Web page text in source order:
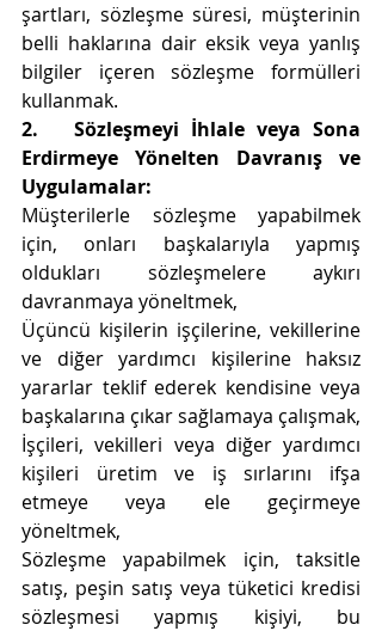
şartları, sözleşme süresi, müşterinin
belli haklarına dair eksik veya yanlış
bilgiler içeren sözleşme formülleri
kullanmak.
2. Sözleşmeyi İhlale veya Sona
Erdirmeye Yönelten Davranış ve
Uygulamalar:
Müşterilerle sözleşme yapabilmek
için, onları başkalarıyla yapmış
oldukları sözleşmelere aykırı
davranmaya yöneltmek,
Üçüncü kişilerin işçilerine, vekillerine
ve diğer yardımcı kişilerine haksız
yararlar teklif ederek kendisine veya
başkalarına çıkar sağlamaya çalışmak,
İşçileri, vekilleri veya diğer yardımcı
kişileri üretim ve iş sırlarını ifşa
etmeye veya ele geçirmeye
yöneltmek,
Sözleşme yapabilmek için, taksitle
satış, peşin satış veya tüketici kredisi
sözleşmesi yapmış kişiyi, bu